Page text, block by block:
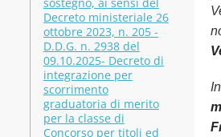
Decreto ministeriale 26
ottobre 2023, n. 205 -
D.D.G. n. 2938 del
09.10.2025- Decreto di
integrazione per
scorrimento
graduatoria di merito
per la classe di
Concorso per titoli ed